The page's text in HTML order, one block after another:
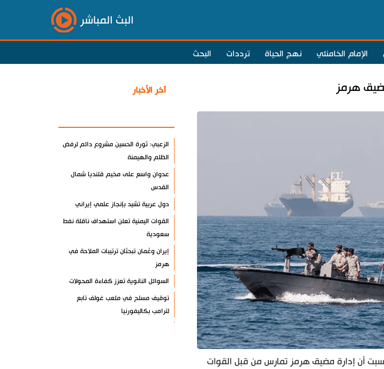
البث المباشر
الإمام الخامنئي نهج الحياة ترددات البحث
هرمز
أن إدارة مضيق هرمز تمارس من قبل القوات
آخر الأخبار
الزعبي: ثورة الحسين مشروع دائم لرفض
الظلم والهيمنة
عدوان واسع على مخيم قلنديا شمال
القدس
دول عربية تشيد بإنجاز علمي إيراني
القوات اليمنية تعلن استهداف ناقلة نفط
سعودية
إيران وعُمان تبحثان ترتيبات الملاحة في
هرمز
السوائل النانوية تعزز كفاءة المحولات
توقيف مسلح في ملعب غولف تابع
لترامب بكاليفورنيا